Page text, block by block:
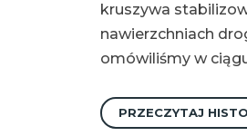
kruszywa
nawierzchniach
omówiliśmy w
PRZECZYTAJ